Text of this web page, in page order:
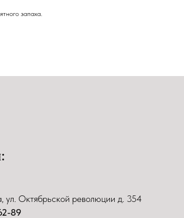
запаха.
ул. Октябрьской революции д. 354
89